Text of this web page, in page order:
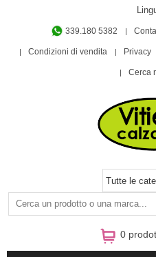
339.180 5382
Condizioni di vendita Privacy
Cerca
0